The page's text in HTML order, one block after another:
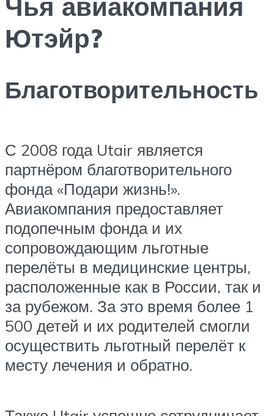
Ютэйр?
Благотворительность
С 2008 года Utair является
партнёром благотворительного
фонда «Подари жизнь!».
Авиакомпания предоставляет
подопечным фонда и их
сопровождающим льготные
перелёты в медицинские центры,
расположенные как в России, так и
за рубежом. За это время более 1
500 детей и их родителей смогли
осуществить льготный перелёт к
месту лечения и обратно.